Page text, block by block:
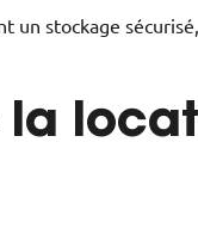
stockage